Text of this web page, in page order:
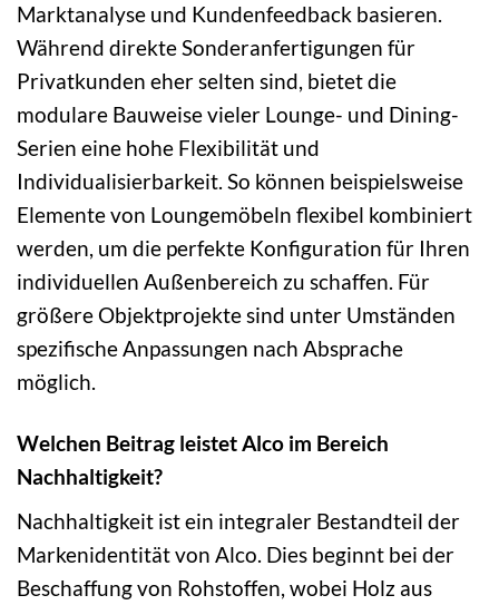
Marktanalyse und Kundenfeedback basieren.
Während direkte Sonderanfertigungen für
Privatkunden eher selten sind, bietet die
modulare Bauweise vieler Lounge- und Dining-
Serien eine hohe Flexibilität und
Individualisierbarkeit. So können beispielsweise
Elemente von Loungemöbeln flexibel kombiniert
werden, um die perfekte Konfiguration für Ihren
individuellen Außenbereich zu schaffen. Für
größere Objektprojekte sind unter Umständen
spezifische Anpassungen nach Absprache
möglich.
Welchen Beitrag leistet Alco im Bereich
Nachhaltigkeit?
Nachhaltigkeit ist ein integraler Bestandteil der
Markenidentität von Alco. Dies beginnt bei der
Beschaffung von Rohstoffen, wobei Holz aus